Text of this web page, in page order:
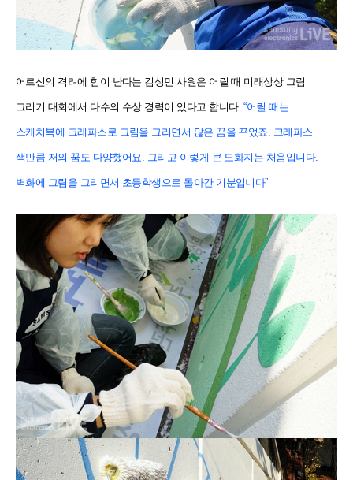
어르신의 격려에 힘이 난다는 김성민 사원은 어릴 때 미래상상 그림
그리기 대회에서 다수의 수상 경력이 있다고 합니다.“어릴 때는
스케치북에 크레파스로 그림을 그리면서 많은 꿈을 꾸었죠. 크레파스
색만큼 저의 꿈도 다양했어요. 그리고 이렇게 큰 도화지는 처음입니다.
벽화에 그림을 그리면서 초등학생으로 돌아간 기분입니다”